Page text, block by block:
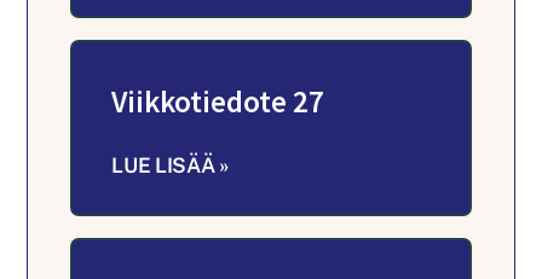
Viikkotiedote 27
LUE LISÄÄ »